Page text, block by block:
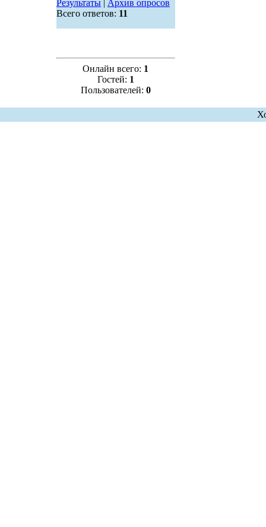
Результаты| Архив опросов
Всего ответов: 11
Онлайн всего: 1
Гостей: 1
Пользователей: 0